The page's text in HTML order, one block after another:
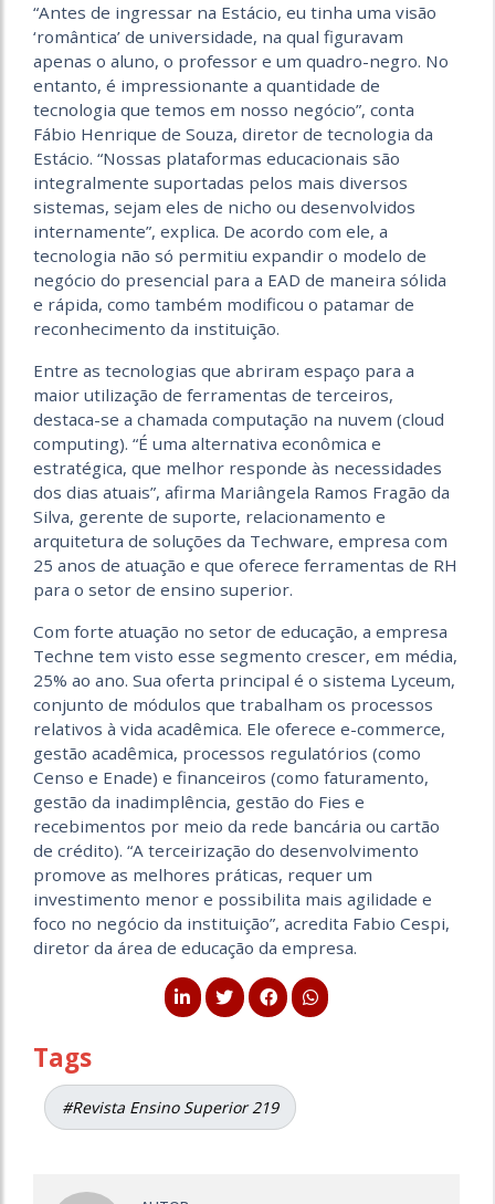
“Antes de ingressar na Estácio, eu tinha uma visão
‘romântica’ de universidade, na qual figuravam
apenas o aluno, o professor e um quadro-negro. No
entanto, é impressionante a quantidade de
tecnologia que temos em nosso negócio”, conta
Fábio Henrique de Souza, diretor de tecnologia da
Estácio. “Nossas plataformas educacionais são
integralmente suportadas pelos mais diversos
sistemas, sejam eles de nicho ou desenvolvidos
internamente”, explica. De acordo com ele, a
tecnologia não só permitiu expandir o modelo de
negócio do presencial para a EAD de maneira sólida
e rápida, como também modificou o patamar de
reconhecimento da instituição.
Entre as tecnologias que abriram espaço para a
maior utilização de ferramentas de terceiros,
destaca-se a chamada computação na nuvem (cloud
computing). “É uma alternativa econômica e
estratégica, que melhor responde às necessidades
dos dias atuais”, afirma Mariângela Ramos Fragão da
Silva, gerente de suporte, relacionamento e
arquitetura de soluções da Techware, empresa com
25 anos de atuação e que oferece ferramentas de RH
para o setor de ensino superior.
Com forte atuação no setor de educação, a empresa
Techne tem visto esse segmento crescer, em média,
25% ao ano. Sua oferta principal é o sistema Lyceum,
conjunto de módulos que trabalham os processos
relativos à vida acadêmica. Ele oferece e-commerce,
gestão acadêmica, processos regulatórios (como
Censo e Enade) e financeiros (como faturamento,
gestão da inadimplência, gestão do Fies e
recebimentos por meio da rede bancária ou cartão
de crédito). “A terceirização do desenvolvimento
promove as melhores práticas, requer um
investimento menor e possibilita mais agilidade e
foco no negócio da instituição”, acredita Fabio Cespi,
diretor da área de educação da empresa.
Tags
#Revista Ensino Superior 219